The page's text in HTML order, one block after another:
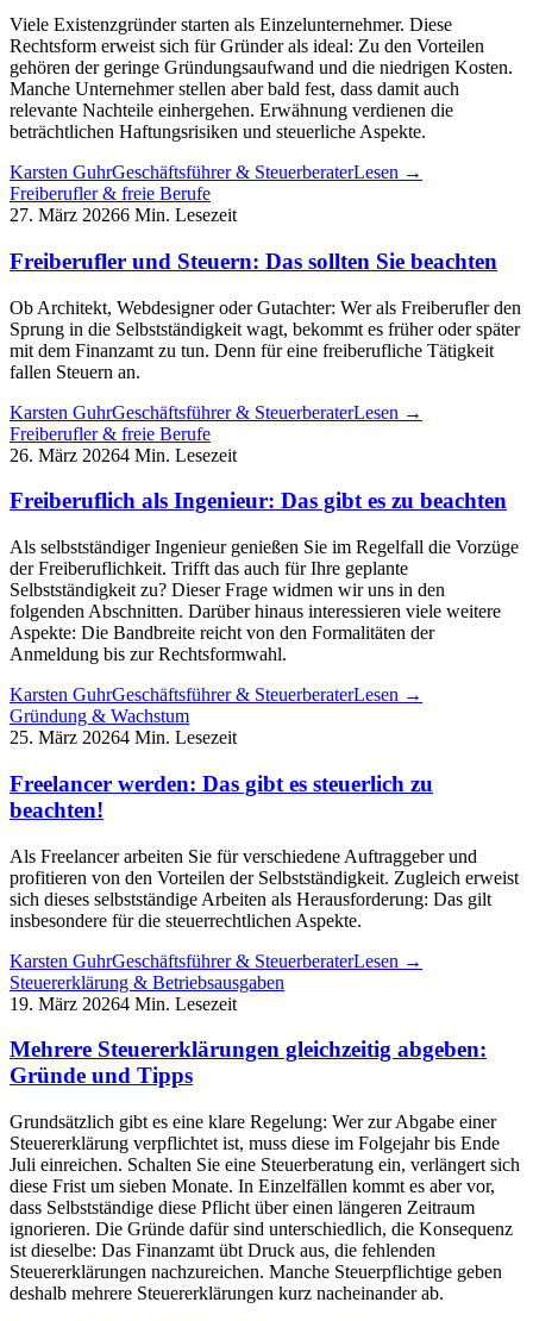
Viele Existenzgründer starten als Einzelunternehmer. Diese
Rechtsform erweist sich für Gründer als ideal: Zu den Vorteilen
gehören der geringe Gründungsaufwand und die niedrigen Kosten.
Manche Unternehmer stellen aber bald fest, dass damit auch
relevante Nachteile einhergehen. Erwähnung verdienen die
beträchtlichen Haftungsrisiken und steuerliche Aspekte.
Karsten GuhrGeschäftsführer & SteuerberaterLesen →
Freiberufler & freie Berufe
27. März 20266 Min. Lesezeit
Freiberufler und Steuern: Das sollten Sie beachten
Ob Architekt, Webdesigner oder Gutachter: Wer als Freiberufler den
Sprung in die Selbstständigkeit wagt, bekommt es früher oder später
mit dem Finanzamt zu tun. Denn für eine freiberufliche Tätigkeit
fallen Steuern an.
Karsten GuhrGeschäftsführer & SteuerberaterLesen →
Freiberufler & freie Berufe
26. März 20264 Min. Lesezeit
Freiberuflich als Ingenieur: Das gibt es zu beachten
Als selbstständiger Ingenieur genießen Sie im Regelfall die Vorzüge
der Freiberuflichkeit. Trifft das auch für Ihre geplante
Selbstständigkeit zu? Dieser Frage widmen wir uns in den
folgenden Abschnitten. Darüber hinaus interessieren viele weitere
Aspekte: Die Bandbreite reicht von den Formalitäten der
Anmeldung bis zur Rechtsformwahl.
Karsten GuhrGeschäftsführer & SteuerberaterLesen →
Gründung & Wachstum
25. März 20264 Min. Lesezeit
Freelancer werden: Das gibt es steuerlich zu
beachten!
Als Freelancer arbeiten Sie für verschiedene Auftraggeber und
profitieren von den Vorteilen der Selbstständigkeit. Zugleich erweist
sich dieses selbstständige Arbeiten als Herausforderung: Das gilt
insbesondere für die steuerrechtlichen Aspekte.
Karsten GuhrGeschäftsführer & SteuerberaterLesen →
Steuererklärung & Betriebsausgaben
19. März 20264 Min. Lesezeit
Mehrere Steuererklärungen gleichzeitig abgeben:
Gründe und Tipps
Grundsätzlich gibt es eine klare Regelung: Wer zur Abgabe einer
Steuererklärung verpflichtet ist, muss diese im Folgejahr bis Ende
Juli einreichen. Schalten Sie eine Steuerberatung ein, verlängert sich
diese Frist um sieben Monate. In Einzelfällen kommt es aber vor,
dass Selbstständige diese Pflicht über einen längeren Zeitraum
ignorieren. Die Gründe dafür sind unterschiedlich, die Konsequenz
ist dieselbe: Das Finanzamt übt Druck aus, die fehlenden
Steuererklärungen nachzureichen. Manche Steuerpflichtige geben
deshalb mehrere Steuererklärungen kurz nacheinander ab.